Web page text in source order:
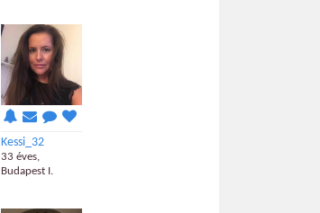
Kessi_32
33 éves,
Budapest I.